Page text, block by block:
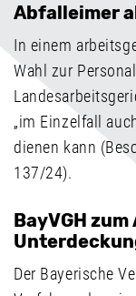
Abfalleimer
In einem
Wahl zur
„im Einzelfall
dienen kann
137/24).
BayVGH
Der Bayerische